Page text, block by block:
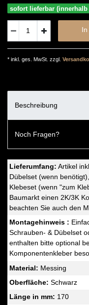
sofort lieferbar (innerhalb
* inkl. ges. MwSt. zzgl.
Beschreibung
Noch Fragen?
Lieferumfang: Artikel
Dübelset (wenn
Klebeset (wenn "zum
Baumarkt einen 2K/3K
beachten Sie auch den
Montagehinweis :
Schrauben- & Dübelset
enthalten bitte optional
Komponentenkleber
Material: Messing
Oberfläche: Schwarz
Länge in mm: 170